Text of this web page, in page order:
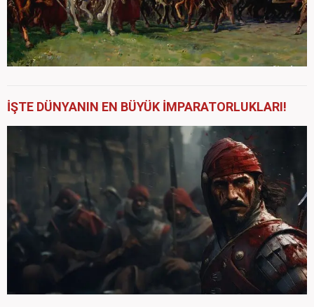
İŞTE DÜNYANIN EN BÜYÜK İMPARATORLUKLARI!